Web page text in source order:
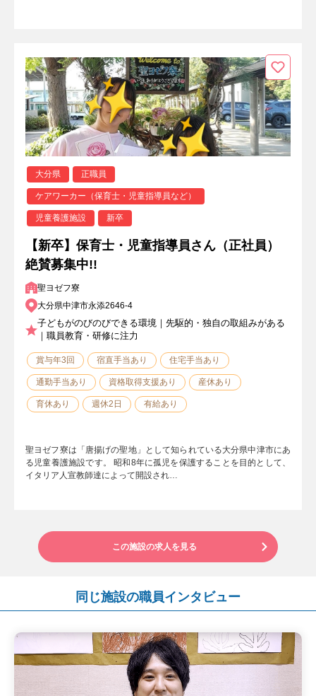
大分県 正職員
ケアワーカー（保育士・児童指導員など）
児童養護施設 新卒
【新卒】保育士・児童指導員さん（正社員）
絶賛募集中!!
聖ヨゼフ寮
大分県中津市永添2646-4
子どもがのびのびできる環境｜先駆的・独自の取組みがある
｜職員教育・研修に注力
賞与年3回 宿直手当あり 住宅手当あり
通勤手当あり 資格取得支援あり 産休あり
育休あり 週休2日 有給あり
聖ヨゼフ寮は「唐揚げの聖地」として知られている大分県中津市にあ
る児童養護施設です。 昭和8年に孤児を保護することを目的として、
イタリア人宣教師達によって開設され…
この施設の求人を見る
同じ施設の職員インタビュー